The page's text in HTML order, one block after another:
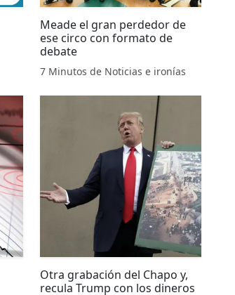
Meade el gran perdedor de
ese circo con formato de
debate
7 Minutos de Noticias e ironías
Otra grabación del Chapo y,
recula Trump con los dineros